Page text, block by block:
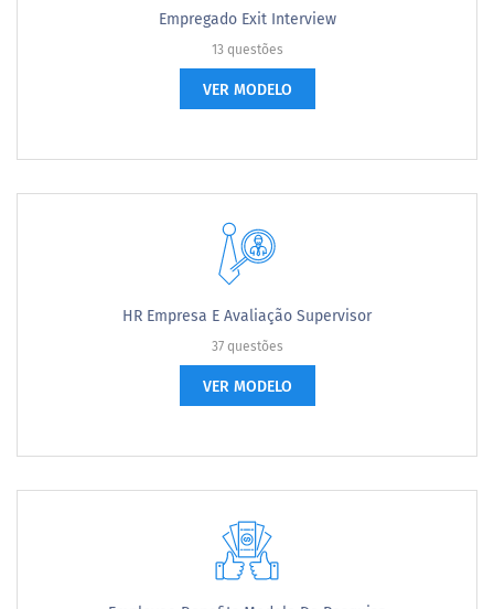
Empregado Exit Interview
13 questões
VER MODELO
HR Empresa E Avaliação Supervisor
37 questões
VER MODELO